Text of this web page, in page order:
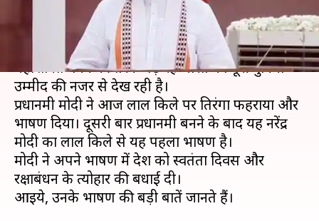
भारत आज अपना 73वां स्वतंत्रता दिवस बना रही है। एक
महाशक्ति बनने की तरफ बढ़ रहे भारत को पूरी दुनिया
उम्मीद की नजर से देख रही है।
प्रधानमंत्री मोदी ने आज लाल किले पर तिरंगा फहराया और
भाषण दिया। दूसरी बार प्रधानमंत्री बनने के बाद यह नरेंद्र
मोदी का लाल किले से यह पहला भाषण है।
मोदी ने अपने भाषण में देश को स्वतंत्रता दिवस और
रक्षाबंधन के त्योहार की बधाई दी।